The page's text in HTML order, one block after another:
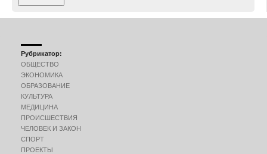
Рубрикатор:
ОБЩЕСТВО
ЭКОНОМИКА
ОБРАЗОВАНИЕ
КУЛЬТУРА
МЕДИЦИНА
ПРОИСШЕСТВИЯ
ЧЕЛОВЕК И ЗАКОН
СПОРТ
ПРОЕКТЫ